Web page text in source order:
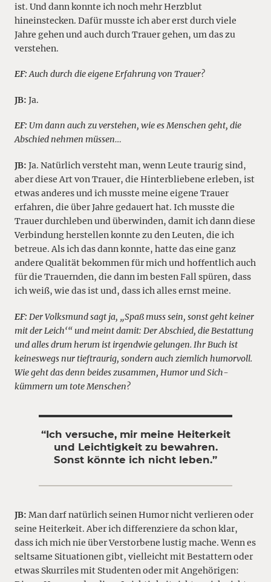
ist. Und dann konnte ich noch mehr Herzblut
hineinstecken. Dafür musste ich aber erst durch viele
Jahre gehen und auch durch Trauer gehen, um das zu
verstehen.
EF:Auch durch die eigene Erfahrung von Trauer?
JB: Ja.
EF: Um dann auch zu verstehen, wie es Menschen geht, die
Abschied nehmen müssen…
JB: Ja. Natürlich versteht man, wenn Leute traurig sind,
aber diese Art von Trauer, die Hinterbliebene erleben, ist
etwas anderes und ich musste meine eigene Trauer
erfahren, die über Jahre gedauert hat. Ich musste die
Trauer durchleben und überwinden, damit ich dann diese
Verbindung herstellen konnte zu den Leuten, die ich
betreue. Als ich das dann konnte, hatte das eine ganz
andere Qualität bekommen für mich und hoffentlich auch
für die Trauernden, die dann im besten Fall spüren, dass
ich weiß, wie das ist und, dass ich alles ernst meine.
EF: Der Volksmund sagt ja, „Spaß muss sein, sonst geht keiner
mit der Leich‘“ und meint damit: Der Abschied, die Bestattung
und alles drum herum ist irgendwie gelungen. Ihr Buch ist
keineswegs nur tieftraurig, sondern auch ziemlich humorvoll.
Wie geht das denn beides zusammen, Humor und Sich-
kümmern um tote Menschen?
“Ich versuche, mir meine Heiterkeit
und Leichtigkeit zu bewahren.
Sonst könnte ich nicht leben.”
JB: Man darf natürlich seinen Humor nicht verlieren oder
seine Heiterkeit. Aber ich differenziere da schon klar,
dass ich mich nie über Verstorbene lustig mache. Wenn es
seltsame Situationen gibt, vielleicht mit Bestattern oder
etwas Skurriles mit Studenten oder mit Angehörigen: